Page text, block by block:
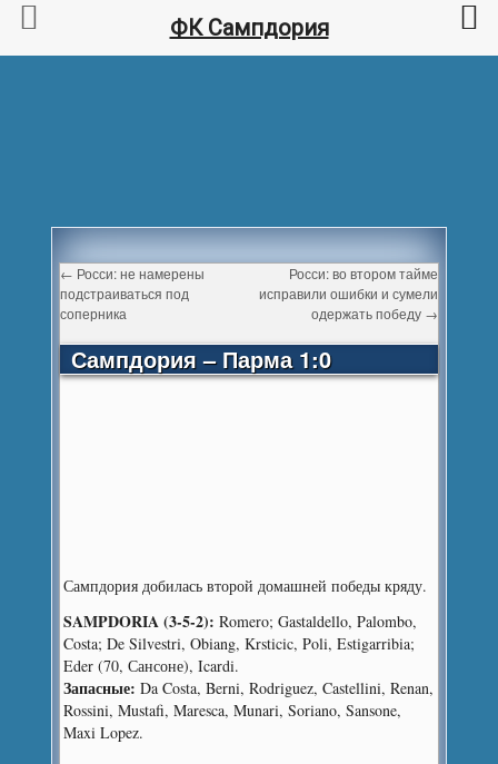
← Росси: не намерены
подстраиваться под
соперника
Росси: во втором тайме
исправили ошибки и сумели
одержать победу →
Сампдория – Парма 1:0
Сампдория добилась второй домашней победы кряду.
SAMPDORIA (3-5-2): Romero; Gastaldello, Palombo,
Costa; De Silvestri, Obiang, Krsticic, Poli, Estigarribia;
Eder (70, Сансоне), Icardi.
Запасные: Da Costa, Berni, Rodriguez, Castellini, Renan,
Rossini, Mustafi, Maresca, Munari, Soriano, Sansone,
Maxi Lopez.
ФК Сампдория